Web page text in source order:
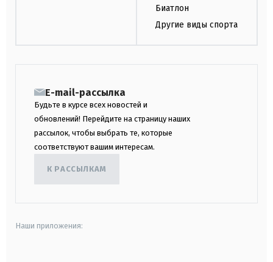
Биатлон
Другие виды спорта
E-mail-рассылка
Будьте в курсе всех новостей и
обновлений! Перейдите на страницу наших
рассылок, чтобы выбрать те, которые
соответствуют вашим интересам.
К РАССЫЛКАМ
Наши приложения: